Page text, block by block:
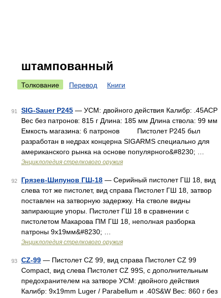
штампованный
Толкование Перевод Книги
91 SIG-Sauer P245 — УСМ: двойного действия Калибр: .45ACP
Вес без патронов: 815 г Длина: 185 мм Длина ствола: 99 мм
Емкость магазина: 6 патронов Пистолет P245 был
разработан в недрах концерна SIGARMS специально для
американского рынка на основе популярного&#8230; …
Энциклопедия стрелкового оружия
92 Грязев-Шипунов ГШ-18 — Серийный пистолет ГШ 18, вид
слева тот же пистолет, вид справа Пистолет ГШ 18, затвор
поставлен на затворную задержку. На стволе видны
запирающие упоры. Пистолет ГШ 18 в сравнении с
пистолетом Макарова ПМ ГШ 18, неполная разборка
патроны 9х19мм&#8230; …
Энциклопедия стрелкового оружия
93 CZ-99 — Пистолет CZ 99, вид справа Пистолет CZ 99
Compact, вид слева Пистолет CZ 99S, с дополнительным
предохранителем на затворе УСМ: двойного действия
Калибр: 9x19mm Luger / Parabellum и .40S&W Вес: 860 г без